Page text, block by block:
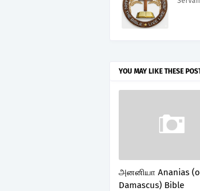
YOU MAY LIKE THESE
அனனியா Ananias
Damascus) Bible